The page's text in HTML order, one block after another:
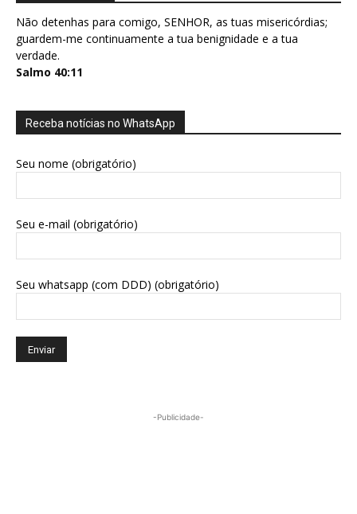
Não detenhas para comigo, SENHOR, as tuas misericórdias;
guardem-me continuamente a tua benignidade e a tua
verdade.
Salmo 40:11
Receba notícias no WhatsApp
Seu nome (obrigatório)
Seu e-mail (obrigatório)
Seu whatsapp (com DDD) (obrigatório)
-Publicidade-